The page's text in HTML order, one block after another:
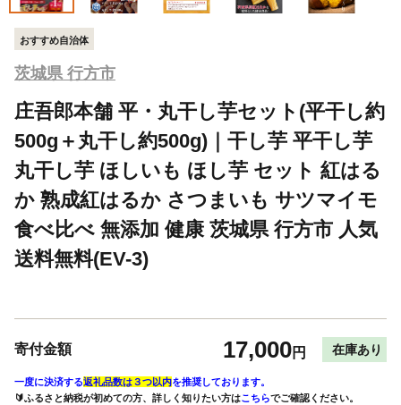
おすすめ自治体
茨城県 行方市
庄吾郎本舗 平・丸干し芋セット(平干し約
500g＋丸干し約500g)｜干し芋 平干し芋
丸干し芋 ほしいも ほし芋 セット 紅はる
か 熟成紅はるか さつまいも サツマイモ
食べ比べ 無添加 健康 茨城県 行方市 人気
送料無料(EV-3)
寄付金額 17,000円 在庫あり
一度に決済する返礼品数は３つ以内を推奨しております。
🔰ふるさと納税が初めての方、詳しく知りたい方はこちらでご確認ください。